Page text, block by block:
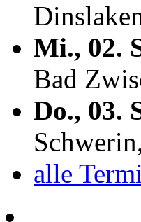
Mi., 02.
Bad
Do., 03.
alle